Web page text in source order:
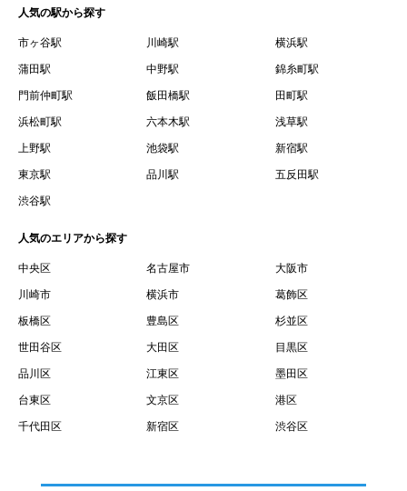
った場合の当該情報を意味します。
７.「本会員制度」とは、会員による本サービスの利用の促
進を目的とした会員制度を意味します。
借契約書およびオプション注文書を意味します。
９.「契約期間開始日」とは、定期建物賃貸借契約（以下
「賃貸借契約」と言います）の開始日のことで、利用者の
賃借権が発生する日を意味します。
するために、選んだ物件を保留することを意味します。
１１.「予約情報」とは、物件を予約するために必要な当社
所定の情報を意味します。物件情報や期間、オプション等
１２.「キャンセル」とは、賃貸借契約締結後から契約期間
開始日前までに、利用者が賃貸借契約を解除することを意
味します。
１３.「中途解約」とは、賃貸借契約期間の途中で、利用者
人気の駅から探す
市ヶ谷駅 川崎駅 横浜駅
蒲田駅 中野駅 錦糸町駅
門前仲町駅 飯田橋駅 田町駅
浜松町駅 六本木駅 浅草駅
上野駅 池袋駅 新宿駅
東京駅 品川駅 五反田駅
渋谷駅
人気のエリアから探す
中央区 名古屋市 大阪市
川崎市 横浜市 葛飾区
板橋区 豊島区 杉並区
世田谷区 大田区 目黒区
品川区 江東区 墨田区
台東区 文京区 港区
千代田区 新宿区 渋谷区